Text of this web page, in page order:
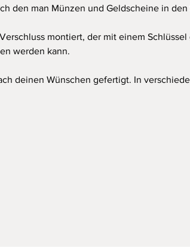
den man Münzen und Geldscheine in den
montiert, der mit einem
werden kann.
deinen Wünschen gefertigt. In